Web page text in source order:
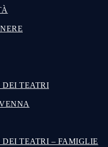
DEI TEATRI
TEATRI – FAMIGLIE